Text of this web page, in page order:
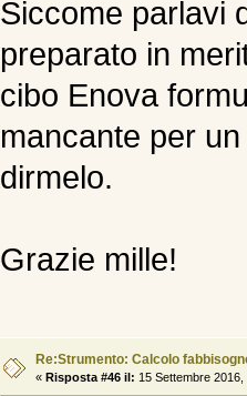
Siccome parlavi
preparato in
cibo Enova
mancante per
dirmelo.
Grazie mille!
Re:Strumento: Calcolo
« Risposta #46 il: 15 Settembre 2016,